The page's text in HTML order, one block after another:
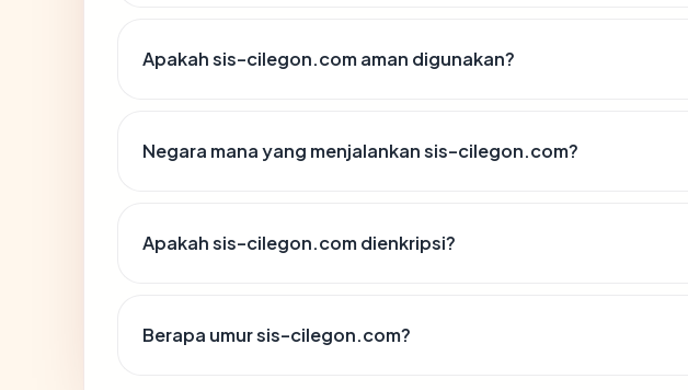
Apakah sis-cilegon.com aman digunakan?
Negara mana yang menjalankan sis-cilegon.com?
Apakah sis-cilegon.com dienkripsi?
Berapa umur sis-cilegon.com?